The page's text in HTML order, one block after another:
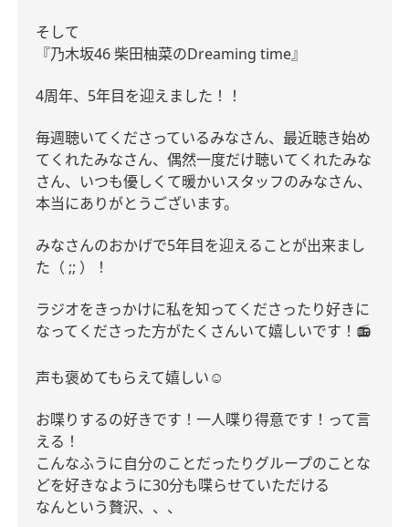
そして
『乃木坂46 柴田柚菜のDreaming time』
4周年、5年目を迎えました！！
毎週聴いてくださっているみなさん、最近聴き始め
てくれたみなさん、偶然一度だけ聴いてくれたみな
さん、いつも優しくて暖かいスタッフのみなさん、
本当にありがとうございます。
みなさんのおかげで5年目を迎えることが出来まし
た（ ;; ）！
ラジオをきっかけに私を知ってくださったり好きに
なってくださった方がたくさんいて嬉しいです！📻
声も褒めてもらえて嬉しい☺︎
お喋りするの好きです！一人喋り得意です！って言
える！
こんなふうに自分のことだったりグループのことな
どを好きなように30分も喋らせていただける
なんという贅沢、、、